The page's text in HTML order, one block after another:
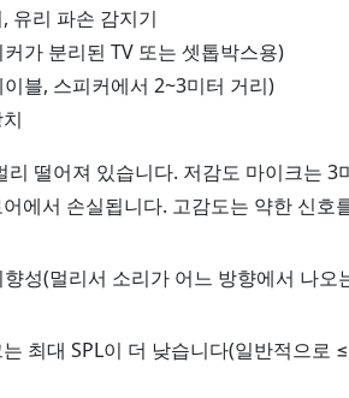
유리 파손 감지기
가 분리된 TV 또는 셋톱박스용)
블, 스피커에서 2~3미터 거리)
리 떨어져 있습니다. 저감도 마이크는
에서 손실됩니다. 고감도는 약한 신호
향성(멀리서 소리가 어느 방향에서 나오
최대 SPL이 더 낮습니다(일반적으로